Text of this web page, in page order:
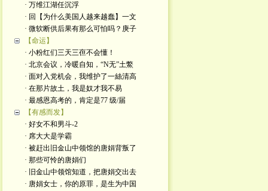
· 万维江湖任沉浮
· 回【为什么美国人越来越蠢】一文
· 微软断供后果有那么可怕吗？庚子
【命运】
· 小粉红们三天三亱不会懂！
· 北京会议，冷暖自知，“N无”土鱉
· 面对入党机会，我维护了一絲清高
· 在那片故土，我是奴才我不易
· 最感恩高考的，肯定是77 级/届
【有感而发】
· 好女不和男斗-2
· 席大大是学霸
· 被赶出旧金山中领馆的唐娟背叛了
· 那些可怜的唐娟们
· 旧金山中领馆知道，把唐娟交出去
· 唐娟女士，你的原罪，是生为中国